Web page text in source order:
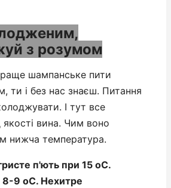
з розумом
шампанське пити
ти і без нас знаєш. Питання
І тут все
якості вина. Чим воно
нижча температура.
п'ють при 15 оС.
9 оС. Нехитре